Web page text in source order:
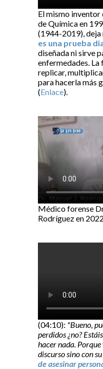
El mismo
de Química en
(1944-2019), deja
es una prueba
diseñada ni sirve
enfermedades. La
replicar,
para hacerla más
(Enlace).
Médico forense
Rodríguez en
(04:10): "Bueno,
perdidos ¿no?
hacer nada.
discurso sino con
de asesinar